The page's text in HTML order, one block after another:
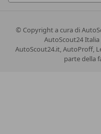
© Copyrighta cura di
AutoScout24 Italia
AutoScout24.it, AutoProff,
parte della